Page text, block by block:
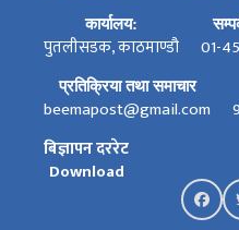
कार्यालय:
पुतलीसडक, काठमाण्डौ 01-
प्रतिक्रिया तथा समाचार
beemapost@gmail.com
बिज्ञापन दररेट
Download